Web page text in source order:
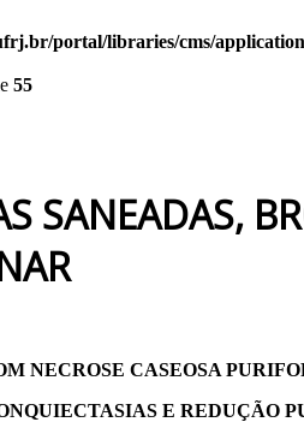
portal/libraries/cms/
55
SANEADAS,
NECROSE CASEOSA
E REDUÇÃO